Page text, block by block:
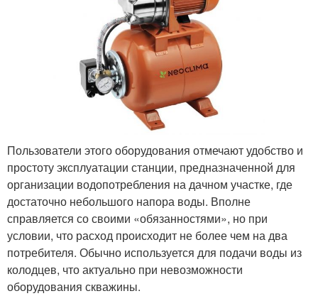
Пользователи этого оборудования отмечают удобство и
простоту эксплуатации станции, предназначенной для
организации водопотребления на дачном участке, где
достаточно небольшого напора воды. Вполне
справляется со своими «обязанностями», но при
условии, что расход происходит не более чем на два
потребителя. Обычно используется для подачи воды из
колодцев, что актуально при невозможности
оборудования скважины.